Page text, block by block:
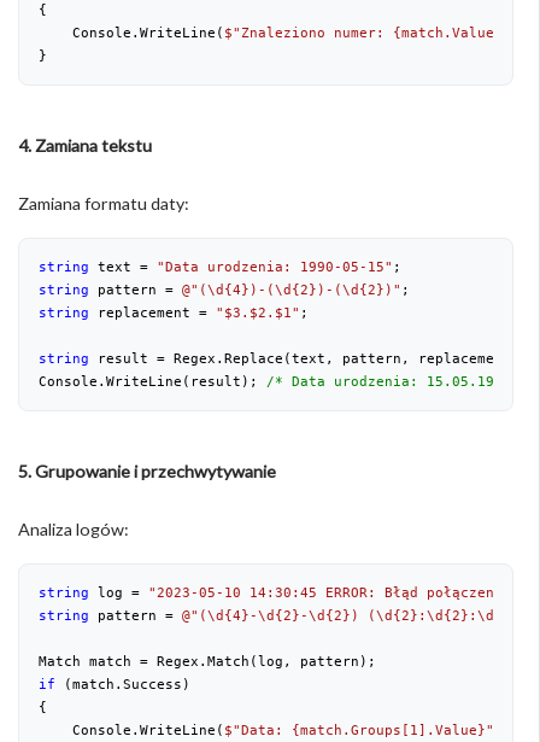
{
    Console.WriteLine(
$"Znaleziono numer: {match.Value}
}
4. Zamiana tekstu
Zamiana formatu daty:
string text = "Data urodzenia: 1990-05-15" ;
string pattern = @"(\d{4})-(\d{2})-(\d{2})" ;
string replacement = "$3.$2.$1" ;
string result = Regex.Replace(text, pattern, replacement);
Console.WriteLine(result); /* Data urodzenia: 15.05.1990 */
5. Grupowanie i przechwytywanie
Analiza logów:
string log = "2023-05-10 14:30:45 ERROR: Błąd połączenia z
string pattern = @"(\d{4}-\d{2}-\d{2}) (\d{2}:\d{2}:\d{2})
Match match = Regex.Match(log, pattern);
if (match.Success)
{
    Console.WriteLine(
$"Data: {match.Groups[ 1].Value}"